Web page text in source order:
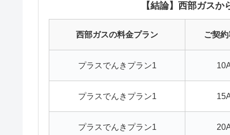
【結論】西部ガス
西部ガスの料金プラン ご契
プラスでんきプラン1
プラスでんきプラン1
プラスでんきプラン1